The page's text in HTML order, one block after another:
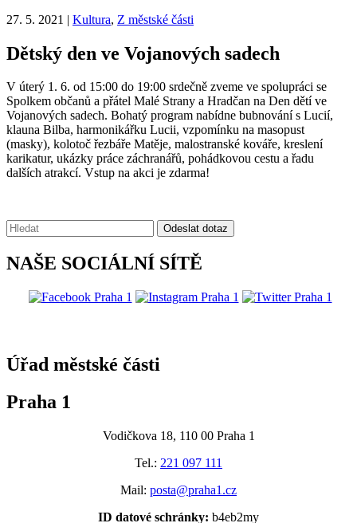
27. 5. 2021 | Kultura, Z městské části
Dětský den ve Vojanových sadech
V úterý 1. 6. od 15:00 do 19:00 srdečně zveme ve spolupráci se
Spolkem občanů a přátel Malé Strany a Hradčan na Den dětí ve
Vojanových sadech. Bohatý program nabídne bubnování s Lucií,
klauna Bilba, harmonikářku Lucii, vzpomínku na masopust
(masky), kolotoč řezbáře Matěje, malostranské kováře, kreslení
karikatur, ukázky práce záchranářů, pohádkovou cestu a řadu
dalších atrakcí. Vstup na akci je zdarma!
Vyhledávání: Odeslat dotaz
NAŠE SOCIÁLNÍ SÍTĚ
Úřad městské části
Praha 1
Vodičkova 18, 110 00 Praha 1
Tel.: 221 097 111
Mail: posta@praha1.cz
ID datové schránky: b4eb2my